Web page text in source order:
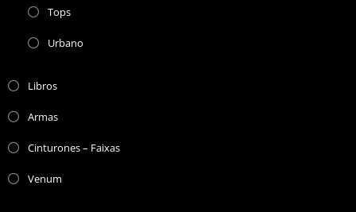
Tops
Urbano
Libros
Armas
Cinturones – Faixas
Venum